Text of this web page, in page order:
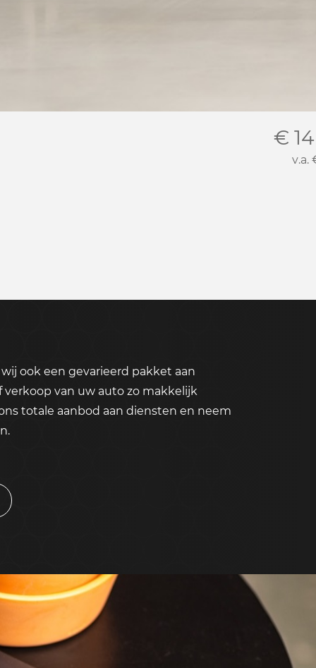
€
v.a.
ook een gevarieerd pakket aan
verkoop van uw auto zo makkelijk
totale aanbod aan diensten en neem